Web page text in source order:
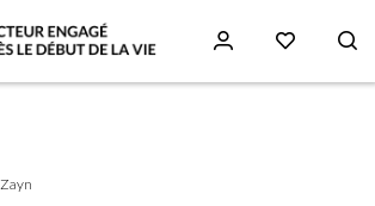
Zayn